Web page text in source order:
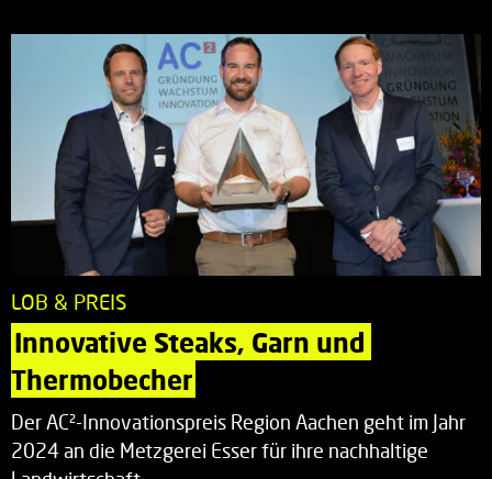
LOB & PREIS
Innovative Steaks, Garn und
Thermobecher
Der AC²-Innovationspreis Region Aachen geht im Jahr
2024 an die Metzgerei Esser für ihre nachhaltige